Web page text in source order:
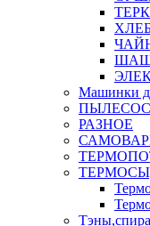
Машинки
РАЗНОЕ